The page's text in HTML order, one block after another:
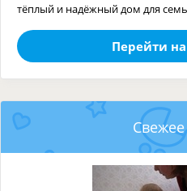
тёплый и надёжный дом для
Перейти